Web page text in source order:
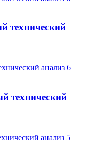
технический
технический